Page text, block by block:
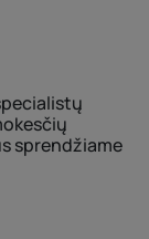
sprendžiame